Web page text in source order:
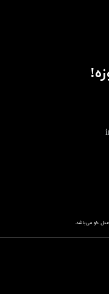
عدل خو می‌باشد.